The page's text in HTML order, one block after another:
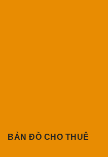
BẢN ĐỒ CHO THUÊ